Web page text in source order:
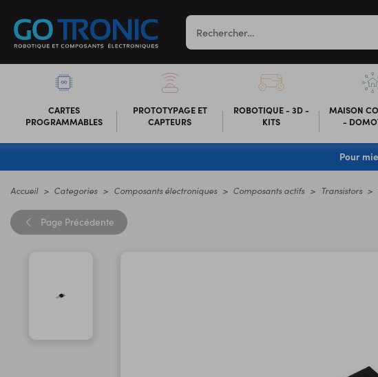
CARTES
PROGRAMMABLES
PROTOTYPAGE ET
CAPTEURS
ROBOTIQUE - 3D -
KITS
MAISON
-
Pour
Accueil Categories Composants électroniques Composants actifs Transistors
Page Précédente